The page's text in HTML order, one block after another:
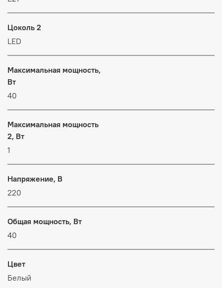
Цоколь 2
LED
Максимальная мощность,
Вт
40
Максимальная мощность
2, Вт
1
Напряжение, В
220
Общая мощность, Вт
40
Цвет
Белый